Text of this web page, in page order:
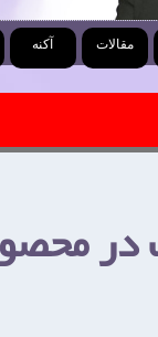
مقالات آکنه
در